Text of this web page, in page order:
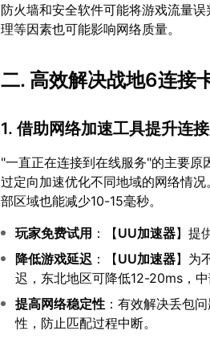
防火墙和安全软件可能将游戏流量
理等因素也可能影响网络质量。
二. 高效解决战地6连接
1. 借助网络加速工具提升连
"一直正在连接到在线服务"的主要原
过定向加速优化不同地域的网络情
部区域也能减少10-15毫秒。
玩家免费试用 ：【UU加速器】提
降低游戏延迟 ：【UU加速器】为
迟，东北地区可降低12-20ms，中
提高网络稳定性 ：有效解决丢包
性，防止匹配过程中断。